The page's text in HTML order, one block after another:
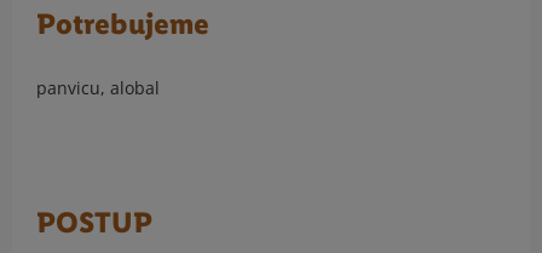
Potrebujeme
panvicu, alobal
POSTUP